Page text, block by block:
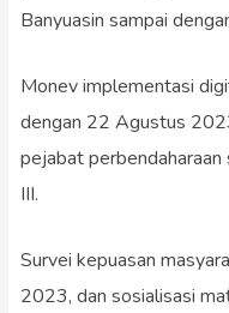
Banyuasin sampai
Monev implementasi
dengan 22 Agustus
pejabat
III.
Survei kepuasan
2023, dan sosialisasi